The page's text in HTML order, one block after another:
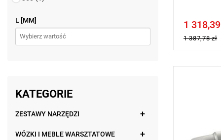
L [MM]
KATEGORIE
ZESTAWY NARZĘDZI
WÓZKI I MEBLE WARSZTATOWE
Price tax
1
1 387,78 zł
• Masa: